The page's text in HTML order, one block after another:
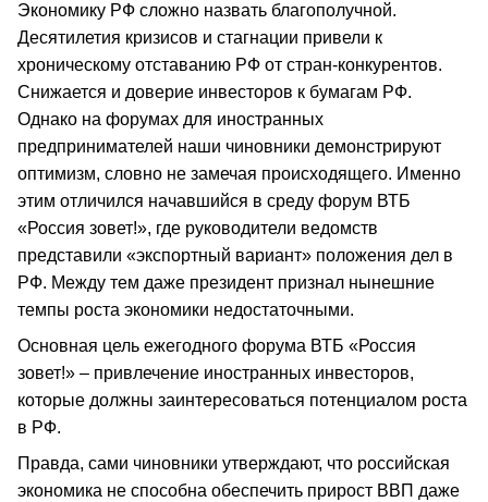
Экономику РФ сложно назвать благополучной.
Десятилетия кризисов и стагнации привели к
хроническому отставанию РФ от стран-конкурентов.
Снижается и доверие инвесторов к бумагам РФ.
Однако на форумах для иностранных
предпринимателей наши чиновники демонстрируют
оптимизм, словно не замечая происходящего. Именно
этим отличился начавшийся в среду форум ВТБ
«Россия зовет!», где руководители ведомств
представили «экспортный вариант» положения дел в
РФ. Между тем даже президент признал нынешние
темпы роста экономики недостаточными.
Основная цель ежегодного форума ВТБ «Россия
зовет!» – привлечение иностранных инвесторов,
которые должны заинтересоваться потенциалом роста
в РФ.
Правда, сами чиновники утверждают, что российская
экономика не способна обеспечить прирост ВВП даже